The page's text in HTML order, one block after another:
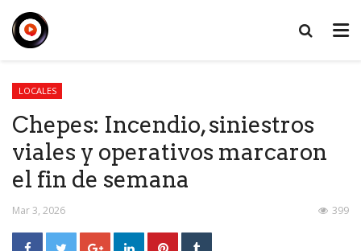
LOCALES
Chepes: Incendio, siniestros
viales y operativos marcaron
el fin de semana
Mar 3, 2026 399